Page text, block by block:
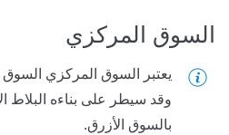
السوق المركزي
يعتبر السوق المركزي السوق
وقد سيطر على بناءه البلاط
بالسوق الأزرق.